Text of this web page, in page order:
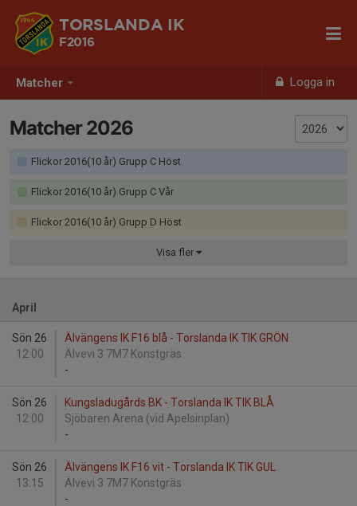
Matcher Logga in
TORSLANDA IK
F2016
Matcher 2026
Flickor 2016(10 år) Grupp C Höst
Flickor 2016(10 år) Grupp C Vår
Flickor 2016(10 år) Grupp D Höst
Visa fler
April
Sön 26
12:00
Älvängens IK F16 blå - Torslanda IK TIK GRÖN
Älvevi 3 7M7 Konstgräs
-
Sön 26
12:00
Kungsladugårds BK - Torslanda IK TIK BLÅ
Sjöbaren Arena (vid Apelsinplan)
-
Sön 26
13:15
Älvängens IK F16 vit - Torslanda IK TIK GUL
Älvevi 3 7M7 Konstgräs
-